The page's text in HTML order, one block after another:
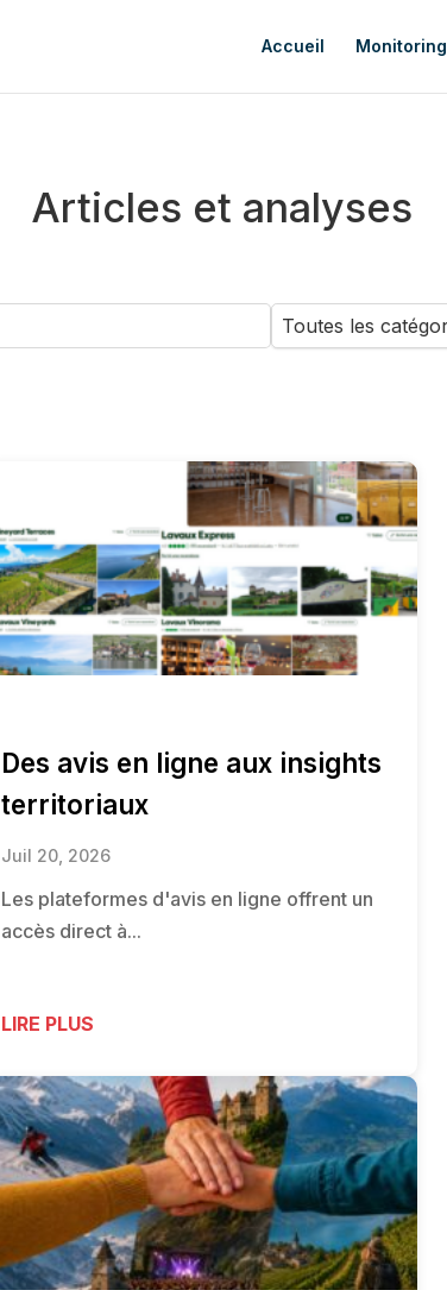
Accueil Monitoring
Articles et analyses
Des avis en ligne aux insights
territoriaux
Juil 20, 2026
Les plateformes d'avis en ligne offrent un
accès direct à...
LIRE PLUS